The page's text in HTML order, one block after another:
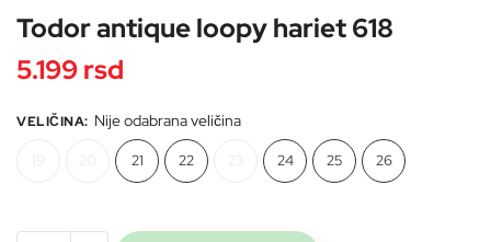
Todor antique loopy hariet 618
5.199rsd
VELIČINA: Nije odabrana veličina
21 22 24 25 26